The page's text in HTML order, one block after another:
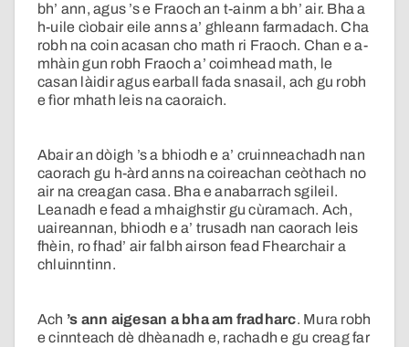
bh’ ann, agus ’s e Fraoch an t-ainm a bh’ air. Bha a
h-uile cìobair eile anns a’ ghleann farmadach. Cha
robh na coin acasan cho math ri Fraoch. Chan e a-
mhàin gun robh Fraoch a’ coimhead math, le
casan làidir agus earball fada snasail, ach gu robh
e fìor mhath leis na caoraich.
Abair an dòigh ’s a bhiodh e a’ cruinneachadh nan
caorach gu h-àrd anns na coireachan ceòthach no
air na creagan casa. Bha e anabarrach sgileil.
Leanadh e fead a mhaighstir gu cùramach. Ach,
uaireannan, bhiodh e a’ trusadh nan caorach leis
fhèin, ro fhad’ air falbh airson fead Fhearchair a
chluinntinn.
Ach ’s ann aigesan a bha am fradharc. Mura robh
e cinnteach dè dhèanadh e, rachadh e gu creag far